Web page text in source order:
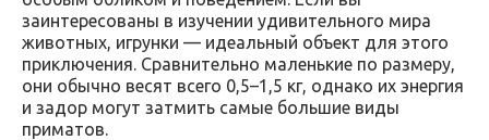
заинтересованы в изучении удивительного мира
животных, игрунки — идеальный объект для этого
приключения. Сравнительно маленькие по размеру,
они обычно весят всего 0,5–1,5 кг, однако их энергия
и задор могут затмить самые большие виды
приматов.